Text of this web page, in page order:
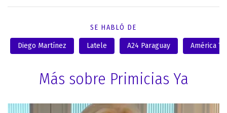
SE HABLÓ DE
Diego Martínez Latele A24 Paraguay América
Más sobre Primicias Ya